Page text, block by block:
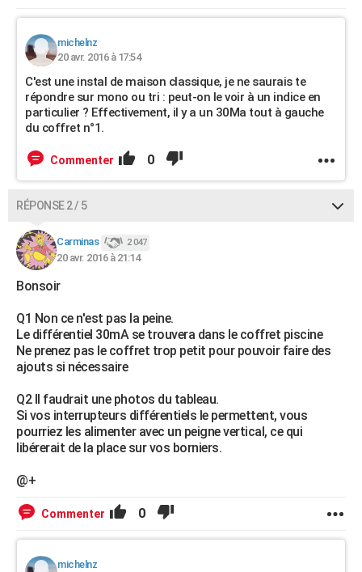
michelnz
20 avr. 2016 à 17:54
C'est une instal de maison classique, je ne saurais te
répondre sur mono ou tri : peut-on le voir à un indice en
particulier ? Effectivement, il y a un 30Ma tout à gauche
du coffret n°1.
Commenter 0
RÉPONSE 2 / 5
Carminas 2 047
20 avr. 2016 à 21:14
Bonsoir
Q1 Non ce n'est pas la peine.
Le différentiel 30mA se trouvera dans le coffret piscine
Ne prenez pas le coffret trop petit pour pouvoir faire des
ajouts si nécessaire
Q2 Il faudrait une photos du tableau.
Si vos interrupteurs différentiels le permettent, vous
pourriez les alimenter avec un peigne vertical, ce qui
libérerait de la place sur vos borniers.
@+
Commenter 0
michelnz